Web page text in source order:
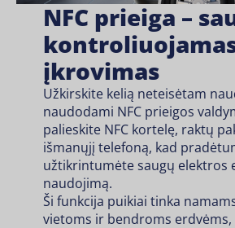
NFC prieiga –
įkrovimas
Užkirskite kelią neteisėtam
naudodami NFC prieigos
palieskite NFC kortelę, raktų
išmanųjį telefoną, kad
užtikrintumėte saugų elektros
naudojimą.
Ši funkcija puikiai tinka
vietoms ir bendroms